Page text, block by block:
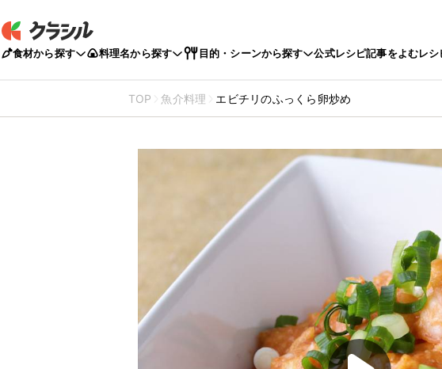
食材から探す 料理名から探す 目的・シーンから探す 公式レシピ記事をよむレシ
TOP 魚介料理 エビチリのふっくら卵炒め